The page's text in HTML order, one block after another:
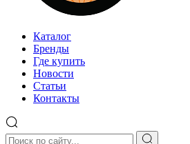
Каталог
Бренды
Где купить
Новости
Статьи
Контакты